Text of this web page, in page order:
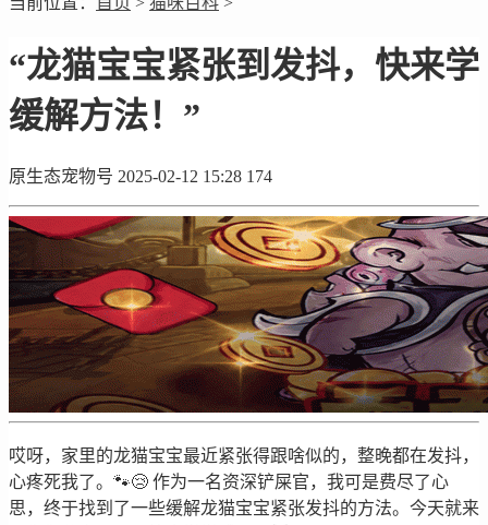
“龙猫宝宝紧张到发抖，快来学
缓解方法！”
原生态宠物号 2025-02-12 15:28 174
哎呀，家里的龙猫宝宝最近紧张得跟啥似的，整晚都在发抖，
心疼死我了。🐾😢 作为一名资深铲屎官，我可是费尽了心
思，终于找到了一些缓解龙猫宝宝紧张发抖的方法。今天就来